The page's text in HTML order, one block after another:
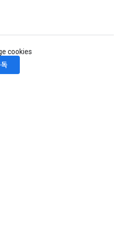
cookies